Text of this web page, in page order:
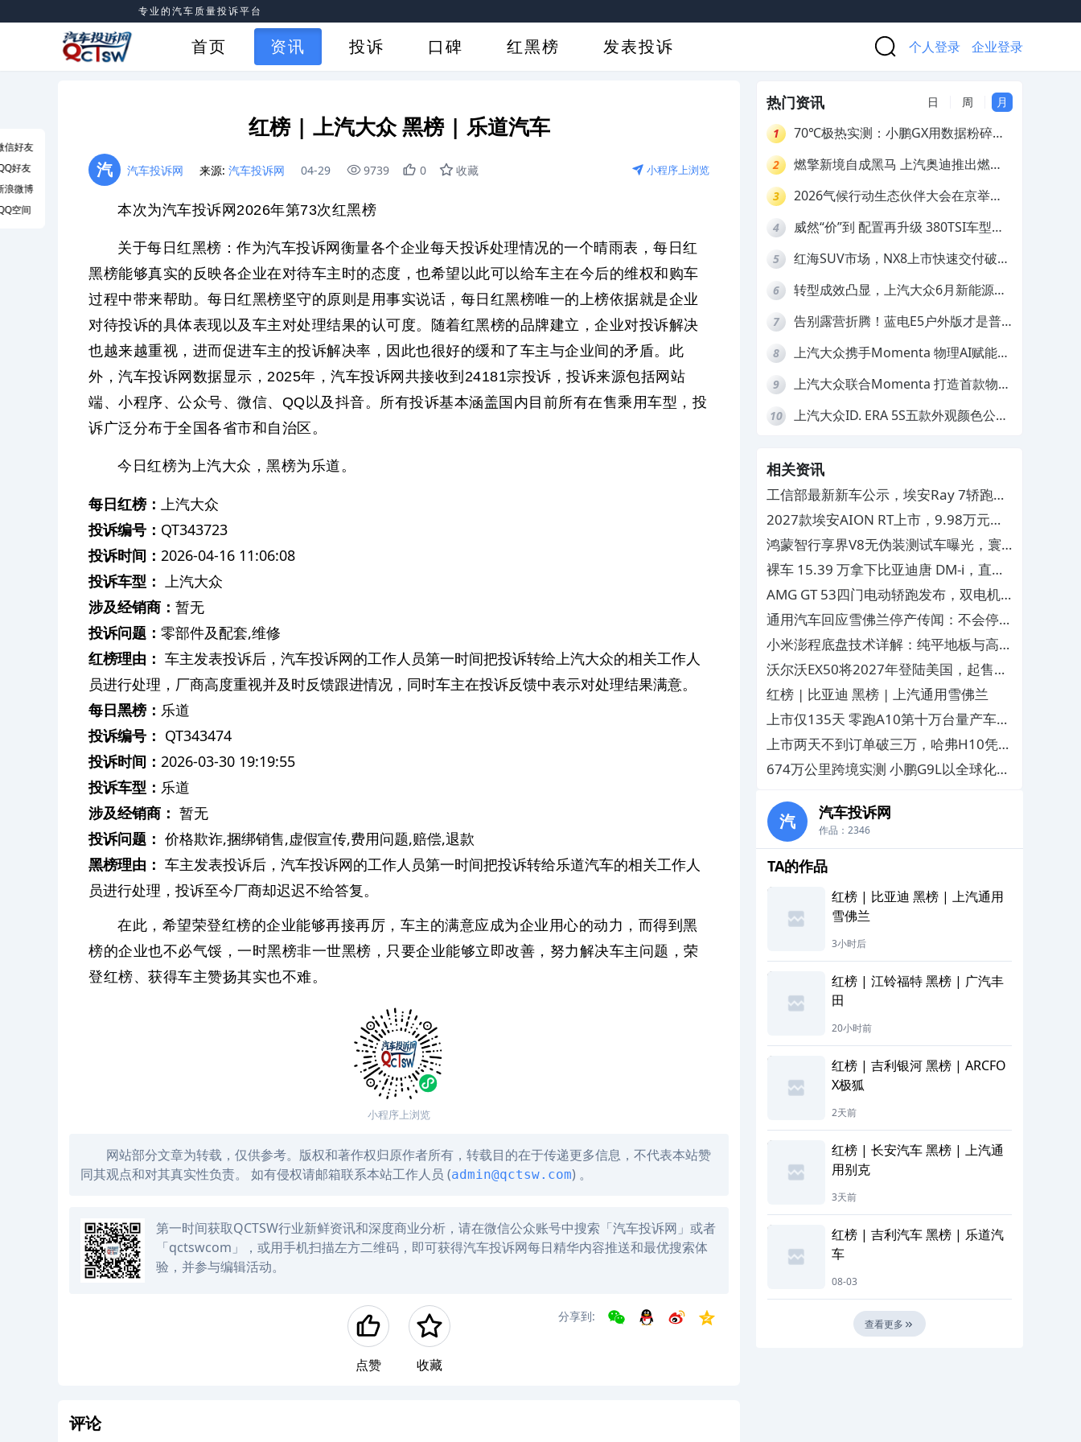
专业的汽车质量投诉平台
首页 资讯 投诉 口碑 红黑榜 发表投诉 个人登录 企业登录
红榜 | 上汽大众 黑榜 | 乐道汽车
汽 汽车投诉网 来源: 汽车投诉网 04-29 9739 0 收藏 小程序上浏览
本次为汽车投诉网2026年第73次红黑榜
关于每日红黑榜：作为汽车投诉网衡量各个企业每天投诉处理情况的一个晴雨表，每日红
黑榜能够真实的反映各企业在对待车主时的态度，也希望以此可以给车主在今后的维权和购车
过程中带来帮助。每日红黑榜坚守的原则是用事实说话，每日红黑榜唯一的上榜依据就是企业
对待投诉的具体表现以及车主对处理结果的认可度。随着红黑榜的品牌建立，企业对投诉解决
也越来越重视，进而促进车主的投诉解决率，因此也很好的缓和了车主与企业间的矛盾。此
外，汽车投诉网数据显示，2025年，汽车投诉网共接收到24181宗投诉，投诉来源包括网站
端、小程序、公众号、微信、QQ以及抖音。所有投诉基本涵盖国内目前所有在售乘用车型，投
诉广泛分布于全国各省市和自治区。
今日红榜为上汽大众，黑榜为乐道。
每日红榜： 上汽大众
投诉编号： QT343723
投诉时间： 2026-04-16 11:06:08
投诉车型： 上汽大众
涉及经销商： 暂无
投诉问题： 零部件及配套,维修
红榜理由： 车主发表投诉后，汽车投诉网的工作人员第一时间把投诉转给上汽大众的相关工作人
员进行处理，厂商高度重视并及时反馈跟进情况，同时车主在投诉反馈中表示对处理结果满意。
每日黑榜： 乐道
投诉编号： QT343474
投诉时间： 2026-03-30 19:19:55
投诉车型： 乐道
涉及经销商： 暂无
投诉问题： 价格欺诈,捆绑销售,虚假宣传,费用问题,赔偿,退款
黑榜理由： 车主发表投诉后，汽车投诉网的工作人员第一时间把投诉转给乐道汽车的相关工作人
员进行处理，投诉至今厂商却迟迟不给答复。
在此，希望荣登红榜的企业能够再接再厉，车主的满意应成为企业用心的动力，而得到黑
榜的企业也不必气馁，一时黑榜非一世黑榜，只要企业能够立即改善，努力解决车主问题，荣
登红榜、获得车主赞扬其实也不难。
小程序上浏览
网站部分文章为转载，仅供参考。版权和著作权归原作者所有，转载目的在于传递更多信息，不代表本站赞
同其观点和对其真实性负责。 如有侵权请邮箱联系本站工作人员 (admin@qctsw.com) 。
第一时间获取QCTSW行业新鲜资讯和深度商业分析，请在微信公众账号中搜索「汽车投诉网」或者
「qctswcom」，或用手机扫描左方二维码，即可获得汽车投诉网每日精华内容推送和最优搜索体
验，并参与编辑活动。
点赞 收藏
分享到:
评论
热门资讯 日 周 月
1
70℃极热实测：小鹏GX用数据粉碎参
2
燃擎新境自成黑马 上汽奥迪推出燃油
3
2026气候行动生态伙伴大会在京举
跑者”
4
威然“价”到 配置再升级 380TSI车型限
5
红海SUV市场，NX8上市快速交付破
6
转型成效凸显，上汽大众6月新能源销
7
告别露营折腾！蓝电E5户外版才是普
8
上汽大众携手Momenta 物理AI赋能
9
上汽大众联合Momenta 打造首款物理
10
上汽大众ID. ERA 5S五款外观颜色公
相关资讯
工信部最新新车公示，埃安Ray 7轿跑车
型信息正式曝光
2027款埃安AION RT上市，9.98万元
起，CLTC续航710km
鸿蒙智行享界V8无伪装测试车曝光，寰
宇红车色配大饼轮毂
裸车 15.39 万拿下比亚迪唐 DM‑i，直降
2.59 万，合资 SUV 没必要再看
AMG GT 53四门电动轿跑发布，双电机
400kW续航809km
通用汽车回应雪佛兰停产传闻：不会停
产，继续在中国生产并拓展海外市场
小米澎程底盘技术详解：纯平地板与高速
爆胎稳定控制
沃尔沃EX50将2027年登陆美国，起售价
约5万美元
红榜 | 比亚迪 黑榜 | 上汽通用雪佛兰
上市仅135天 零跑A10第十万台量产车下
线
上市两天不到订单破三万，哈弗H10凭综
合产品力收获认可
674万公里跨境实测 小鹏G9L以全球化标
汽 汽车投诉网
作品：2346
TA的作品
红榜 | 比亚迪 黑榜 | 上汽通用
雪佛兰
3小时后
红榜 | 江铃福特 黑榜 | 广汽丰
田
20小时前
红榜 | 吉利银河 黑榜 | ARCFO
X极狐
2天前
红榜 | 长安汽车 黑榜 | 上汽通
用别克
3天前
红榜 | 吉利汽车 黑榜 | 乐道汽
车
08-03
查看更多
信好友
好友
浪微博
空间